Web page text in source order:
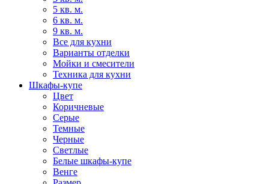
5 кв. м.
6 кв. м.
9 кв. м.
Все для кухни
Варианты отделки
Мойки и смесители
Техника для кухни
Шкафы-купе
Цвет
Коричневые
Серые
Темные
Черные
Светлые
Белые шкафы-купе
Венге